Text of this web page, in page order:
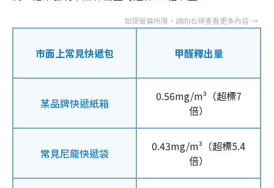
市面上常見快遞包 甲醛釋出量
某品牌快遞紙箱
0.56mg/m³（超標7
倍）
常見尼龍快遞袋
0.43mg/m³（超標5.4
倍）